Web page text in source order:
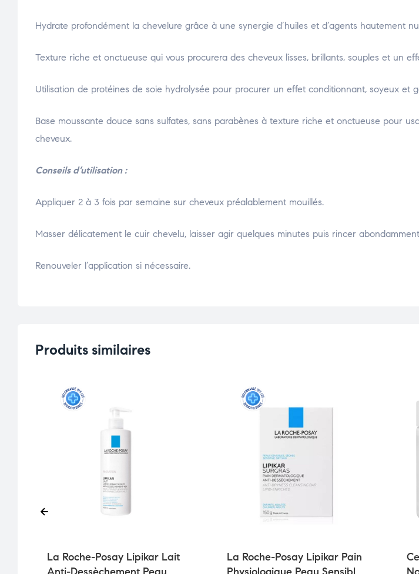
Hydrate profondément la chevelure grâce à une synergie d’huiles et d’agents hautement
Texture riche et onctueuse qui vous procurera des cheveux lisses, brillants, souples et un
Utilisation de protéines de soie hydrolysée pour procurer un effet conditionnant, soyeux et
Base moussante douce sans sulfates, sans parabènes à texture riche et onctueuse pour
cheveux.
Conseils d’utilisation :
Appliquer 2 à 3 fois par semaine sur cheveux préalablement mouillés.
Masser délicatement le cuir chevelu, laisser agir quelques minutes puis rincer
Renouveler l’application si nécessaire.
Produits similaires
La Roche-Posay Lipikar Lait
Anti-Dessèchement Peau
La Roche-Posay Lipikar Pain
Physiologique Peau Sensible